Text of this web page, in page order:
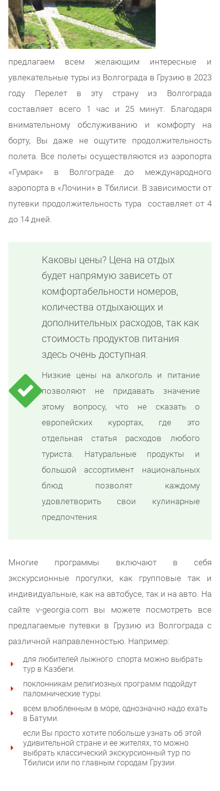
предлагаем всем желающим интересные и
увлекательные туры из Волгограда в Грузию в 2023
году Перелет в эту страну из Волгограда
составляет всего 1 час и 25 минут. Благодаря
внимательному обслуживанию и комфорту на
борту, Вы даже не ощутите продолжительность
полета. Все полеты осуществляются из аэропорта
«Гумрак» в Волгограде до международного
аэропорта в «Лочини» в Тбилиси. В зависимости от
путевки продолжительность тура составляет от 4
до 14 дней.
Каковы цены? Цена на отдых
будет напрямую зависеть от
комфортабельности номеров,
количества отдыхающих и
дополнительных расходов, так как
стоимость продуктов питания
здесь очень доступная.
Низкие цены на алкоголь и питание
позволяют не придавать значение
этому вопросу, что не сказать о
европейских курортах, где это
отдельная статья расходов любого
туриста. Натуральные продукты и
большой ассортимент национальных
блюд позволят каждому
удовлетворить свои кулинарные
предпочтения.
Многие программы включают в себя
экскурсионные прогулки, как групповые так и
индивидуальные, как на автобусе, так и на авто. На
сайте v-georgia.com вы можете посмотреть все
предлагаемые путевки в Грузию из Волгограда с
различной направленностью. Например:
для любителей лыжного спорта можно выбрать
тур в Казбеги.
поклонникам религиозных программ подойдут
паломнические туры.
всем влюбленным в море, однозначно надо ехать
в Батуми.
если Вы просто хотите побольше узнать об этой
удивительной стране и ее жителях, то можно
выбрать классический экскурсионный тур по
Тбилиси или по главным городам Грузии.